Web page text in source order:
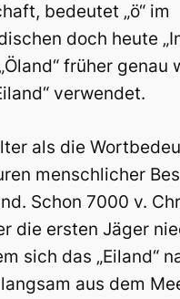
bedeutet „ö“ im
doch heute
früher genau
verwendet.
als die
menschlicher
Schon 7000 v.
die ersten Jäger
sich das „Eiland“
aus dem